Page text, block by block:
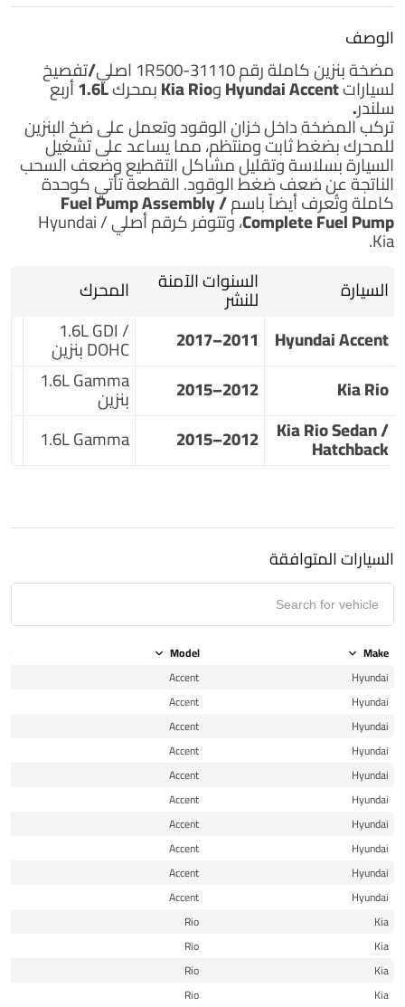
الوصف
مضخة بنزين كاملةرقم 31110-1R500 اصلي/تفصيخ
لسيارات Hyundai Accent وKia Rio بمحرك 1.6L أربع
سلندر.
تركب المضخة داخل خزان الوقود وتعمل على ضخ البنزين
للمحرك بضغط ثابت ومنتظم، مما يساعد على تشغيل
السيارة بسلاسة وتقليل مشاكل التقطيع وضعف السحب
الناتجة عن ضعف ضغط الوقود. القطعة تأتي كوحدة
كاملة وتُعرف أيضاً باسمFuel Pump Assembly /
Complete Fuel Pump ، وتتوفر كرقم أصلي Hyundai /
Kia.
السيارة
السنوات الآمنة
للنشر
المحرك
Hyundai Accent
2011–2017
1.6L GDI /
DOHC بنزين
Kia Rio
2012–2015
1.6L Gamma
بنزين
Kia Rio Sedan /
Hatchback
2012–2015
1.6L Gamma
السيارات المتوافقة
Make
Model
Hyundai
Accent
Hyundai
Accent
Hyundai
Accent
Hyundai
Accent
Hyundai
Accent
Hyundai
Accent
Hyundai
Accent
Hyundai
Accent
Hyundai
Accent
Hyundai
Accent
Kia
Rio
Kia
Rio
Kia
Rio
Kia
Rio